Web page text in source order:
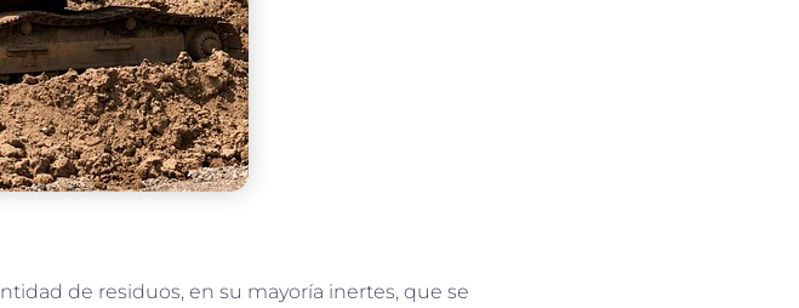
de residuos, en su mayoría inertes, que se